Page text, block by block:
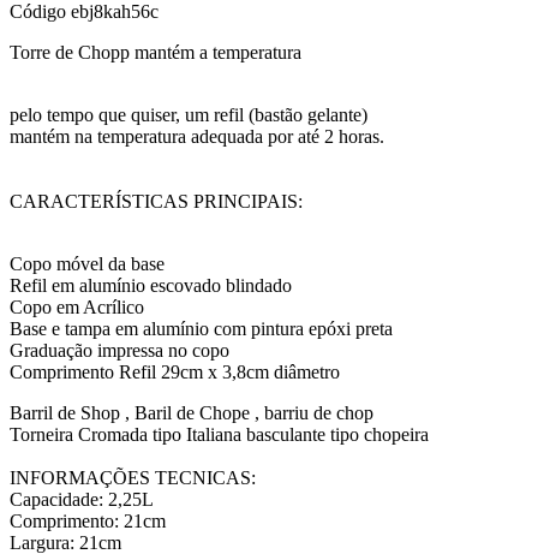
Código ebj8kah56c
Torre de Chopp mantém a temperatura
pelo tempo que quiser, um refil (bastão gelante)
mantém na temperatura adequada por até 2 horas.
CARACTERÍSTICAS PRINCIPAIS:
Copo móvel da base
Refil em alumínio escovado blindado
Copo em Acrílico
Base e tampa em alumínio com pintura epóxi preta
Graduação impressa no copo
Comprimento Refil 29cm x 3,8cm diâmetro
Barril de Shop , Baril de Chope , barriu de chop
Torneira Cromada tipo Italiana basculante tipo chopeira
INFORMAÇÕES TECNICAS:
Capacidade: 2,25L
Comprimento: 21cm
Largura: 21cm